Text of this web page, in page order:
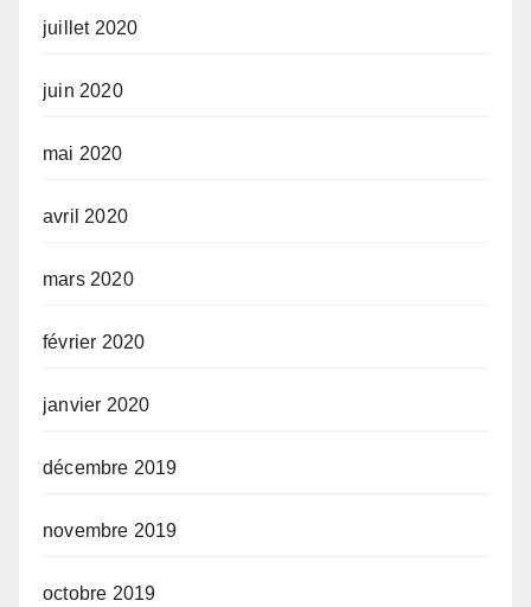
juillet 2020
juin 2020
mai 2020
avril 2020
mars 2020
février 2020
janvier 2020
décembre 2019
novembre 2019
octobre 2019